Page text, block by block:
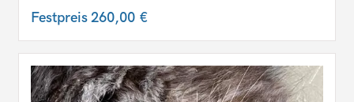
Festpreis260,00 €